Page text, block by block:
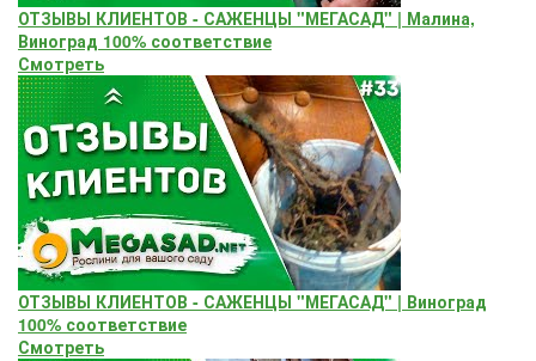
ОТЗЫВЫ КЛИЕНТОВ - САЖЕНЦЫ "МЕГАСАД" | Малина,
Виноград 100% соответствие
Смотреть
ОТЗЫВЫ КЛИЕНТОВ - САЖЕНЦЫ "МЕГАСАД" | Виноград
100% соответствие
Смотреть